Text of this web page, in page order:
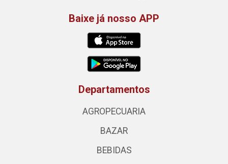
Baixe já nosso APP
Departamentos
AGROPECUARIA
BAZAR
BEBIDAS